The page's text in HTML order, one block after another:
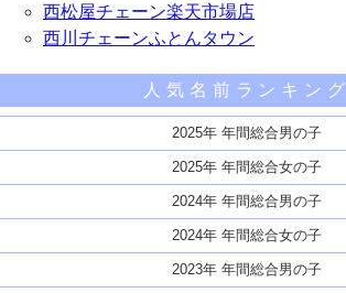
西松屋チェーン楽天市場店
西川チェーンふとんタウン
人気名前ランキング
2025年 年間総合男の子
2025年 年間総合女の子
2024年 年間総合男の子
2024年 年間総合女の子
2023年 年間総合男の子